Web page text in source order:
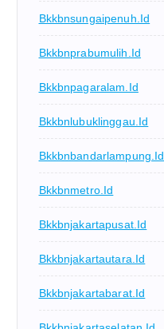
Bkkbnsungaipenuh.id
Bkkbnprabumulih.id
Bkkbnpagaralam.id
Bkkbnlubuklinggau.id
Bkkbnbandarlampung.id
Bkkbnmetro.id
Bkkbnjakartapusat.id
Bkkbnjakartautara.id
Bkkbnjakartabarat.id